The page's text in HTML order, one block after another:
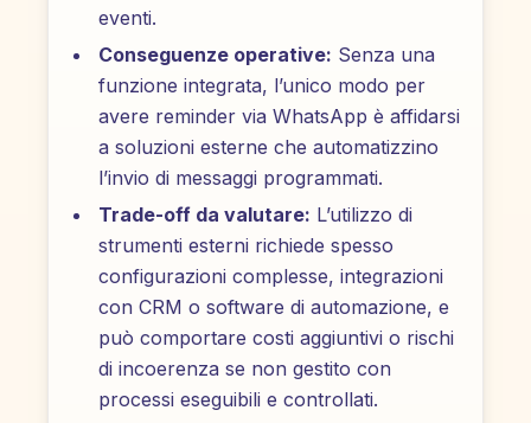
eventi.
Conseguenze operative: Senza una
funzione integrata, l’unico modo per
avere reminder via WhatsApp è affidarsi
a soluzioni esterne che automatizzino
l’invio di messaggi programmati.
Trade-off da valutare: L’utilizzo di
strumenti esterni richiede spesso
configurazioni complesse, integrazioni
con CRM o software di automazione, e
può comportare costi aggiuntivi o rischi
di incoerenza se non gestito con
processi eseguibili e controllati.